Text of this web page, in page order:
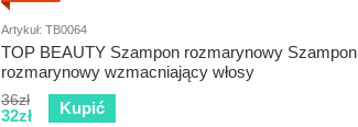
Artykuł: TB0064
TOP BEAUTY Szampon rozmarynowy Szampon
rozmarynowy wzmacniający włosy
36zł
32zł Kupić